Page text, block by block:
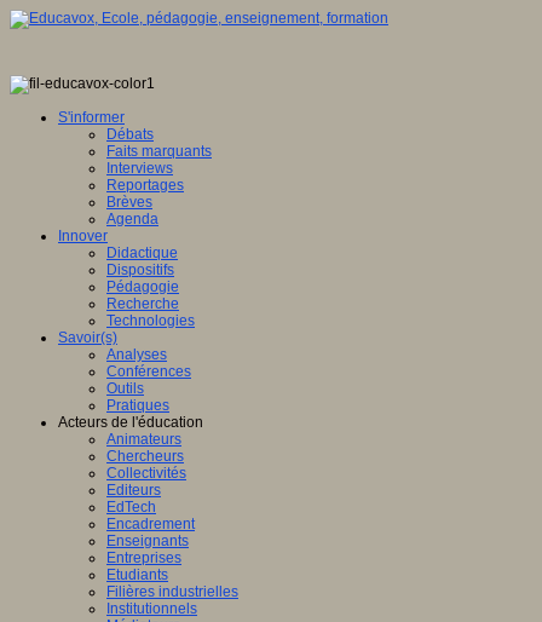
S'informer
Débats
Faits marquants
Interviews
Reportages
Brèves
Agenda
Innover
Didactique
Dispositifs
Pédagogie
Recherche
Technologies
Savoir(s)
Analyses
Conférences
Outils
Pratiques
Acteurs de l'éducation
Animateurs
Chercheurs
Collectivités
Editeurs
EdTech
Encadrement
Enseignants
Entreprises
Etudiants
Filières industrielles
Institutionnels